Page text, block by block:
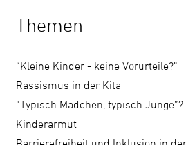
Themen
“Kleine Kinder - keine Vorurteile?”
Rassismus in der Kita
“Typisch Mädchen, typisch Junge”?
Kinderarmut